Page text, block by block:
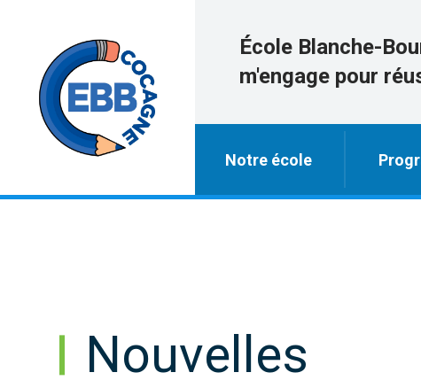
École Blanche-
m'engage pour
Notre école
Nouvelles